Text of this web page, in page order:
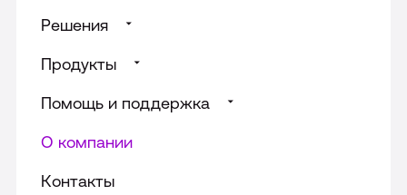
Решения
Суфлирование для Call‑центра
Доски от МТС Линк
Универсальные решения
Телефония для службы доставки
Продукты
Речевая аналитика звонков
Телефония для бизнеса
Виртуальная АТС
Помощь и поддержка
Информация для абонентов
FAQ
О компании
Контакты